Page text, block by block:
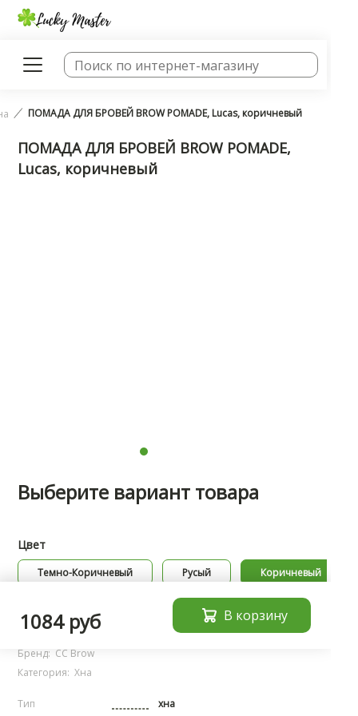
ПОМАДА ДЛЯ БРОВЕЙ BROW POMADE, Lucas, коричневый
ПОМАДА ДЛЯ БРОВЕЙ BROW POMADE,
Lucas, коричневый
Выберите вариант товара
Цвет
Темно-Коричневый Русый Коричневый
Характеристики
Бренд: CC Brow
Категория: Хна
Тип
хна
1084 руб В корзину